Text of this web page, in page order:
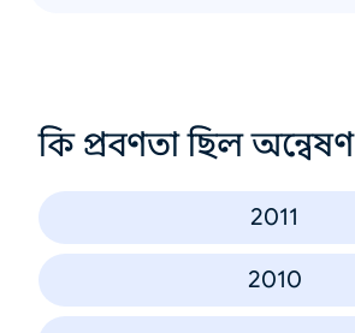
কি প্রবণতা ছিল অন্বেষণ
2011
2010